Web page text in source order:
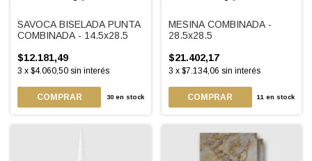
SAVOCA BISELADA PUNTA
COMBINADA - 14.5x28.5
$12.181,49
3 x $4.060,50 sin interés
30en stock
MESINA COMBINADA -
28.5x28.5
$21.402,17
3 x $7.134,06 sin interés
11 en stock